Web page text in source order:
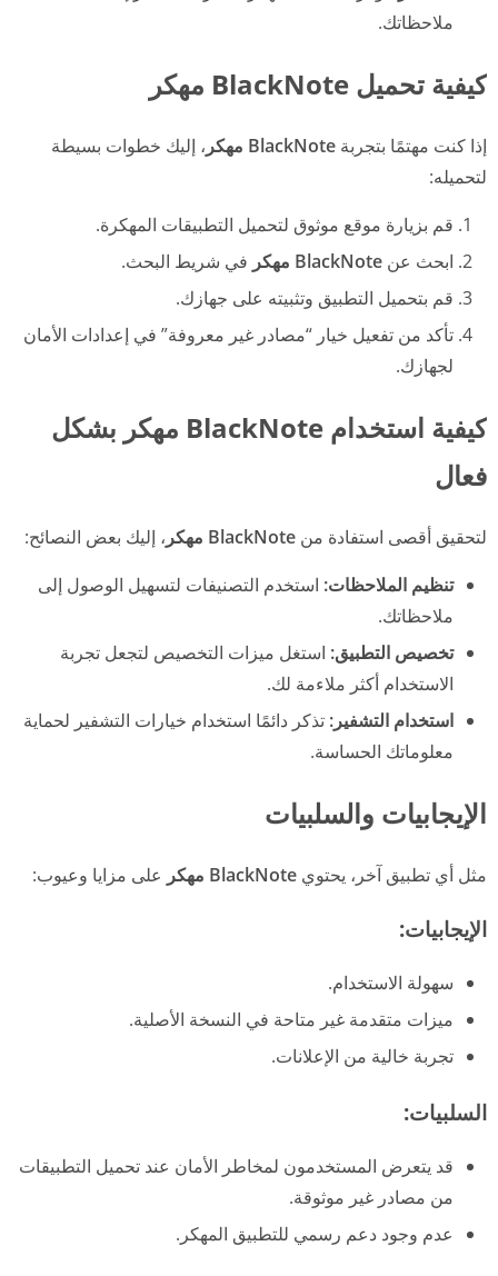
ملاحظاتك.
كيفية تحميل BlackNote مهكر
إذا كنت مهتمًا بتجربة BlackNote مهكر
، إليك خطوات بسيطة
لتحميله:
قم بزيارة موقع موثوق لتحميل التطبيقات المهكرة.
ابحث عن BlackNote مهكر
في شريط البحث.
قم بتحميل التطبيق وتثبيته على جهازك.
تأكد من تفعيل خيار “مصادر غير معروفة” في إعدادات الأمان
لجهازك.
كيفية استخدام BlackNote مهكر بشكل
فعال
لتحقيق أقصى استفادة من BlackNote مهكر
، إليك بعض النصائح:
تنظيم الملاحظات: استخدم التصنيفات لتسهيل الوصول إلى
ملاحظاتك.
تخصيص التطبيق: استغل ميزات التخصيص لتجعل تجربة
الاستخدام أكثر ملاءمة لك.
استخدام التشفير: تذكر دائمًا استخدام خيارات التشفير لحماية
معلوماتك الحساسة.
الإيجابيات والسلبيات
مثل أي تطبيق آخر، يحتوي BlackNote مهكر على مزايا وعيوب:
الإيجابيات:
سهولة الاستخدام.
ميزات متقدمة غير متاحة في النسخة الأصلية.
تجربة خالية من الإعلانات.
السلبيات:
قد يتعرض المستخدمون لمخاطر الأمان عند تحميل التطبيقات
من مصادر غير موثوقة.
عدم وجود دعم رسمي للتطبيق المهكر.